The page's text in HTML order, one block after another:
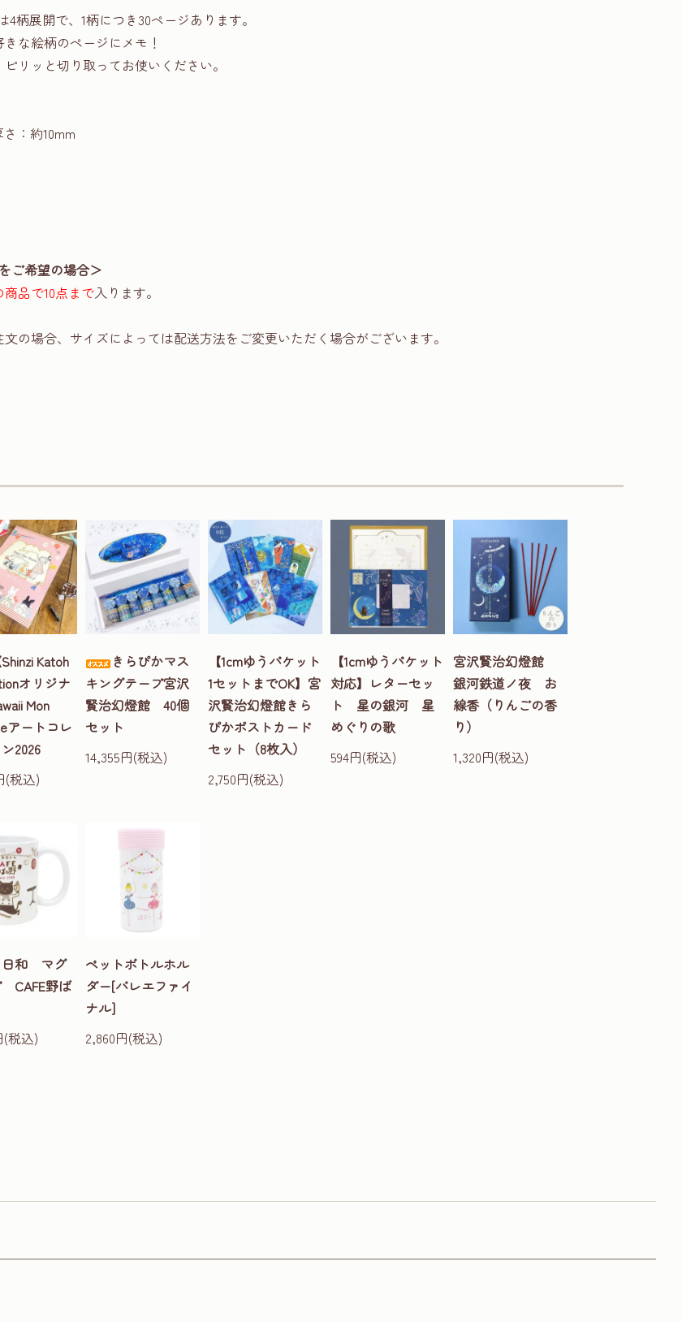
柄展開で、1柄につき30ページあります。
な絵柄のページにメモ！
リッと切り取ってお使いください。
：約10mm
ご希望の場合＞
品で10点まで入ります。
の場合、サイズによっては配送方法をご変更いただく場合がございます。
Shinzi Katoh
オリジナ
Mon
アートコレ
2026
(税込)
きらぴかマス
キングテープ宮沢
賢治幻燈館 40個
セット
14,355円(税込)
【1cmゆうパケット
1セットまでOK】宮
沢賢治幻燈館きら
ぴかポストカード
セット（8枚入）
2,750円(税込)
【1cmゆうパケット
対応】レターセッ
ト 星の銀河 星
めぐりの歌
594円(税込)
宮沢賢治幻燈館
銀河鉄道ノ夜 お
線香（りんごの香
り）
1,320円(税込)
日和 マグ
CAFE野ば
(税込)
ペットボトルホル
ダー[バレエファイ
ナル]
2,860円(税込)